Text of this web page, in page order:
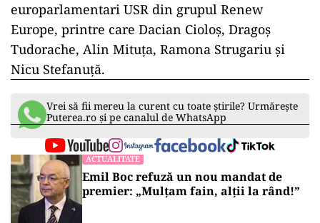
europarlamentari USR din grupul Renew
Europe, printre care Dacian Cioloş, Dragoş
Tudorache, Alin Mituţa, Ramona Strugariu şi
Nicu Stefanuţă.
Vrei să fii mereu la curent cu toate știrile? Urmărește
Puterea.ro și pe canalul de WhatsApp
ACTUALITATE
Emil Boc refuză un nou mandat de
premier: „Mulțam fain, alții la rând!”